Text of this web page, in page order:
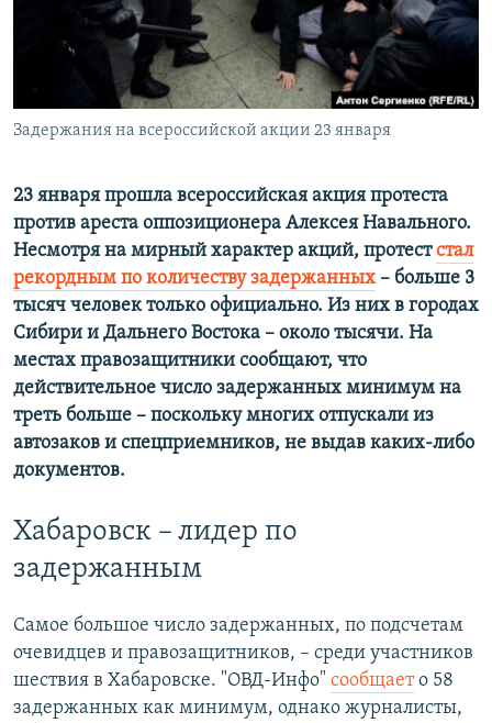
РАСПИСАНИЕ ВЕЩАНИЯ
ПОДПИШИТЕСЬ НА РАССЫЛКУ
Все сайты РСЕ/РС
Задержания на всероссийской акции 23 января
23 января прошла всероссийская акция протеста
против ареста оппозиционера Алексея Навального.
Несмотря на мирный характер акций, протестстал
рекордным по количеству задержанных – больше 3
тысяч человек только официально. Из них в городах
Сибири и Дальнего Востока – около тысячи. На
местах правозащитники сообщают, что
действительное число задержанных минимум на
треть больше – поскольку многих отпускали из
автозаков и спецприемников, не выдав каких-либо
документов.
Хабаровск – лидер по
задержанным
Самое большое число задержанных, по подсчетам
очевидцев и правозащитников, – среди участников
шествия в Хабаровске. "ОВД-Инфо" сообщаето 58
задержанных как минимум, однако журналисты,